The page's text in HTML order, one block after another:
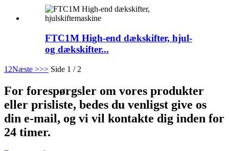
FTC1M High-end dækskifter, hjul-
og dækskifter...
1 2Næste >>> Side 1 / 2
For forespørgsler om vores produkter
eller prisliste, bedes du venligst give os
din e-mail, og vi vil kontakte dig inden for
24 timer.